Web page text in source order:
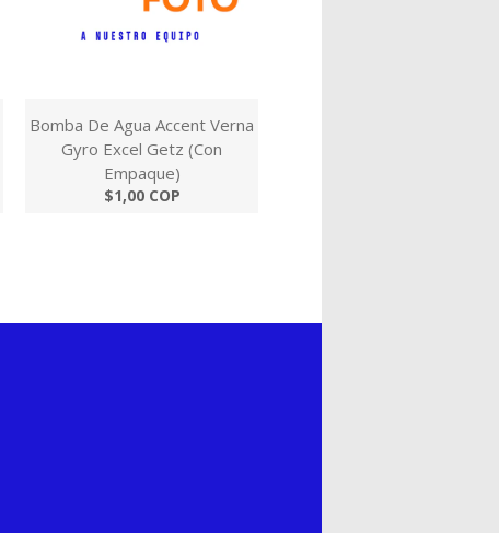
Bomba De Agua Accent Verna
Gyro Excel Getz (Con
Empaque)
$1,00 COP